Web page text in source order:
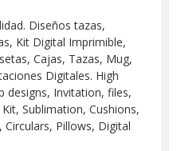
Diseños tazas,
Kit Digital Imprimible,
Cajas, Tazas, Mug,
Digitales. High
designs, Invitation, files,
Sublimation, Cushions,
Pillows, Digital